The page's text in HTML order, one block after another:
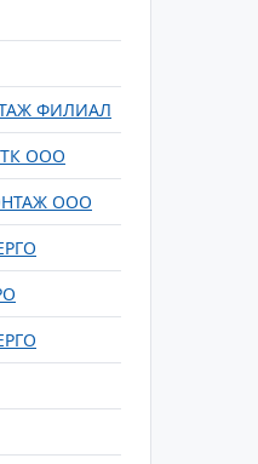
ФИЛИАЛ
ООО
ООО